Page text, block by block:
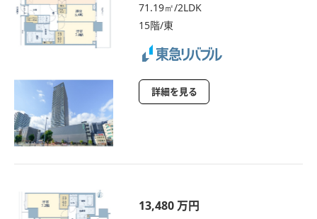
71.19㎡/2LDK
15階/東
詳細を見る
13,480 万円